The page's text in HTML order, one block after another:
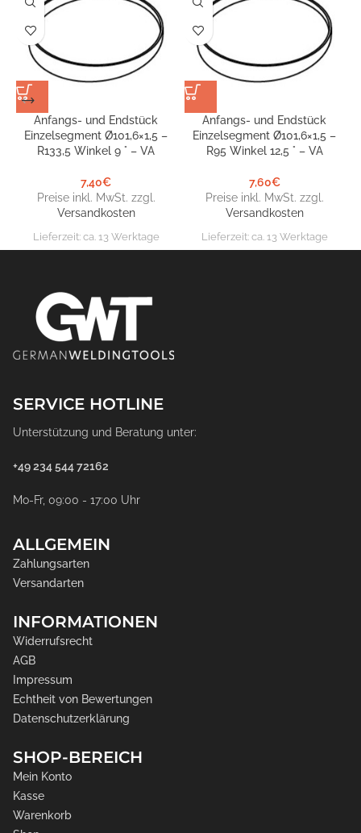
Anfangs- und Endstück
Einzelsegment Ø101,6×1,5 –
R133,5 Winkel 9 ° – VA
7,40€
Preise inkl. MwSt. zzgl.
Versandkosten
Lieferzeit: ca. 13 Werktage
Anfangs- und Endstück
Einzelsegment Ø101,6×1,5 –
R95 Winkel 12,5 ° – VA
7,60€
Preise inkl. MwSt. zzgl.
Versandkosten
Lieferzeit: ca. 13 Werktage
SERVICE HOTLINE
Unterstützung und Beratung unter:
+49 234 544 72162
Mo-Fr, 09:00 - 17:00 Uhr
ALLGEMEIN
Zahlungsarten
Versandarten
INFORMATIONEN
Widerrufsrecht
AGB
Impressum
Echtheit von Bewertungen
Datenschutzerklärung
SHOP-BEREICH
Mein Konto
Kasse
Warenkorb